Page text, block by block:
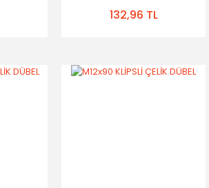
132,96 TL